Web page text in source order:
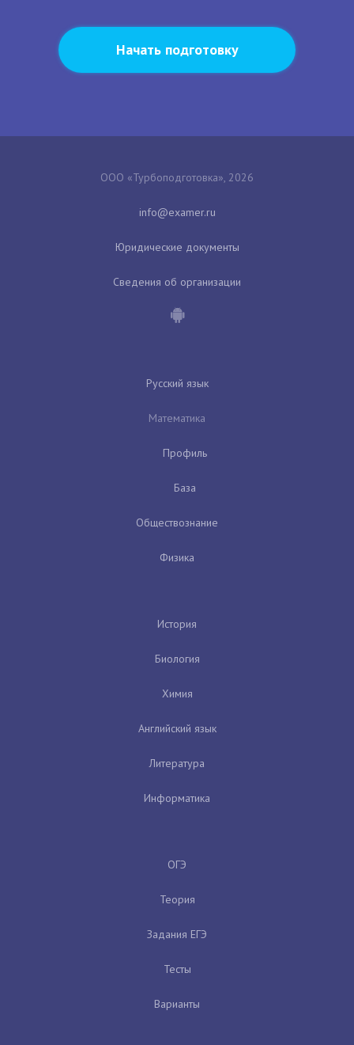
Начать подготовку
ООО «Турбоподготовка», 2026
Юридические документы
Сведения об организации
Русский язык
Математика
Профиль
База
Обществознание
Физика
История
Биология
Химия
Английский язык
Литература
Информатика
ОГЭ
Теория
Задания ЕГЭ
Тесты
Варианты